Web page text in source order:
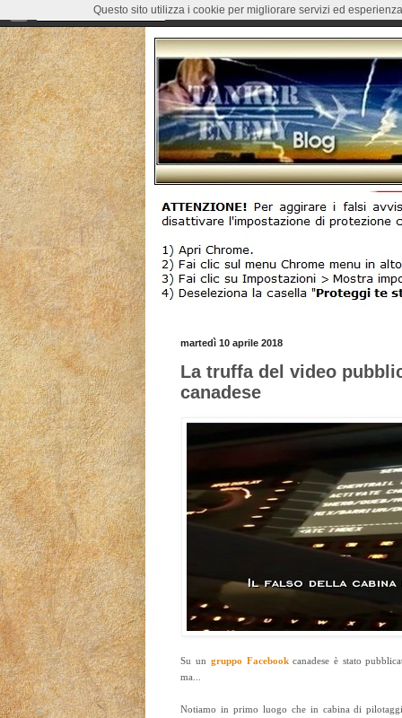
martedì 10 aprile 2018
La truffa del video
canadese
Su un gruppo Facebookcanadese è stato
ma...
Notiamo in primo luogo che in cabina di
Questo sito utilizza i cookie per migliorare servizi ed